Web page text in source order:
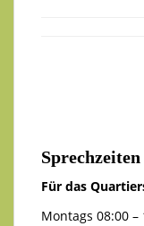
Sprechzeiten
Für das
Montags 08:00 –